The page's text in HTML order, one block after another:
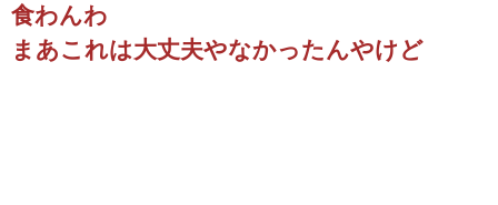
食わんわ
まあこれは大丈夫やなかったんやけど